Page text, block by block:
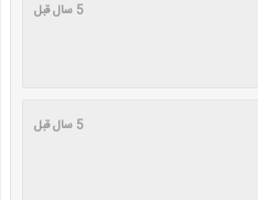
5 سال قبل
5 سال قبل